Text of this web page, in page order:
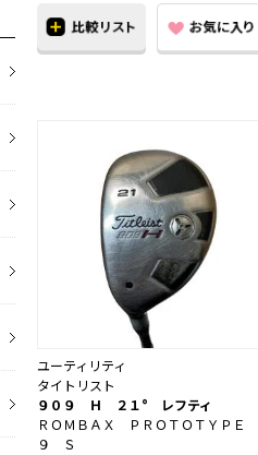
ユーティリティ
タイトリスト
９０９ Ｈ ２１° レフティ
ＲＯＭＢＡＸ ＰＲＯＴＯＴＹＰＥ
９ Ｓ